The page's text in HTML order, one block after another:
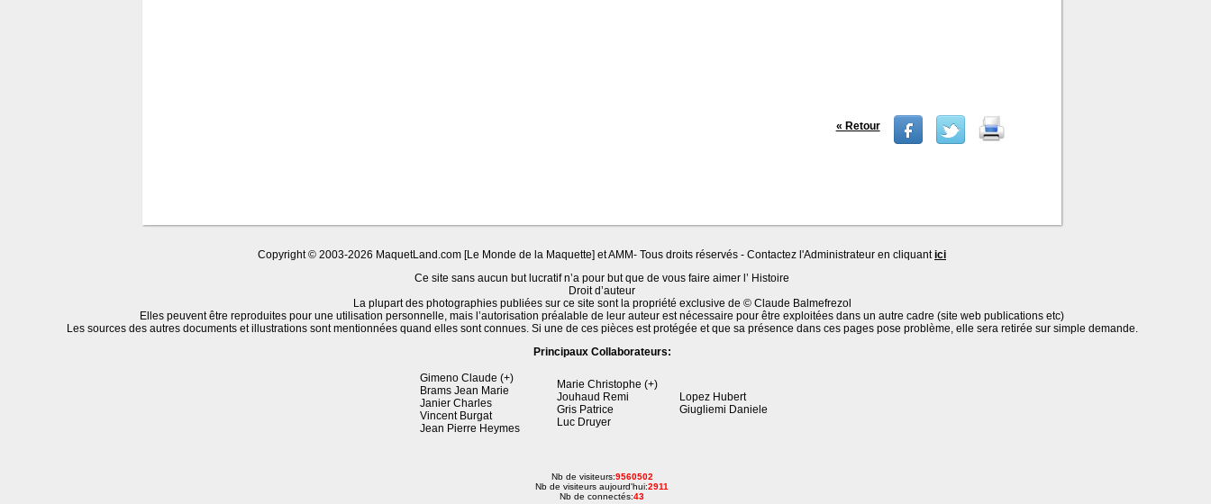
« Retour
Copyright © 2003-2026 MaquetLand.com [Le Monde de la Maquette] et AMM- Tous droits réservés - Contactez l'Administrateur en cliquantici
Ce site sans aucun but lucratif n’a pour but que de vous faire aimer l’ Histoire
Droit d’auteur
La plupart des photographies publiées sur ce site sont la propriété exclusive de © Claude Balmefrezol
Elles peuvent être reproduites pour une utilisation personnelle, mais l’autorisation préalable de leur auteur est nécessaire pour être exploitées dans un autre cadre (site web publications etc)
Les sources des autres documents et illustrations sont mentionnées quand elles sont connues. Si une de ces pièces est protégée et que sa présence dans ces pages pose problème, elle sera retirée sur simple demande.
Principaux Collaborateurs:
Gimeno Claude (+)
Brams Jean Marie
Janier Charles
Vincent Burgat
Jean Pierre Heymes
Marie Christophe (+)
Jouhaud Remi
Gris Patrice
Luc Druyer
Lopez Hubert
Giugliemi Daniele
Nb de visiteurs:9560502
Nb de visiteurs aujourd'hui:2911
Nb de connectés:43